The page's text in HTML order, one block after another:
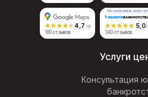
4,7 /5
180 отзывов
Независимый
5,0
340 отзывов
Услуги
Консультация